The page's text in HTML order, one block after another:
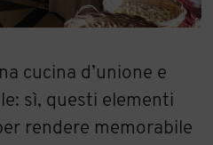
cucina d’unione e
sì, questi elementi
rendere memorabile